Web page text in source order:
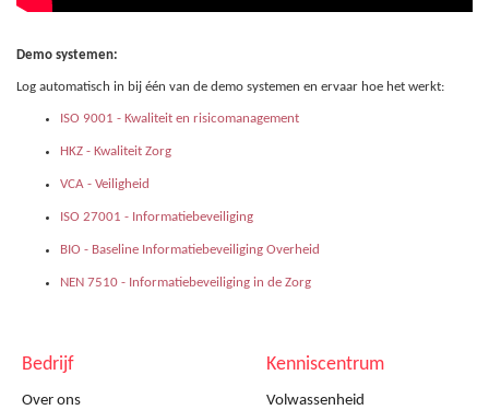
Demo systemen:
Log automatisch in bij één van de demo systemen en ervaar hoe het werkt:
ISO 9001 - Kwaliteit en risicomanagement
HKZ - Kwaliteit Zorg
VCA - Veiligheid
ISO 27001 - Informatiebeveiliging
BIO - Baseline Informatiebeveiliging Overheid
NEN 7510 - Informatiebeveiliging in de Zorg
Bedrijf
Over ons
Kenniscentrum
Volwassenheid